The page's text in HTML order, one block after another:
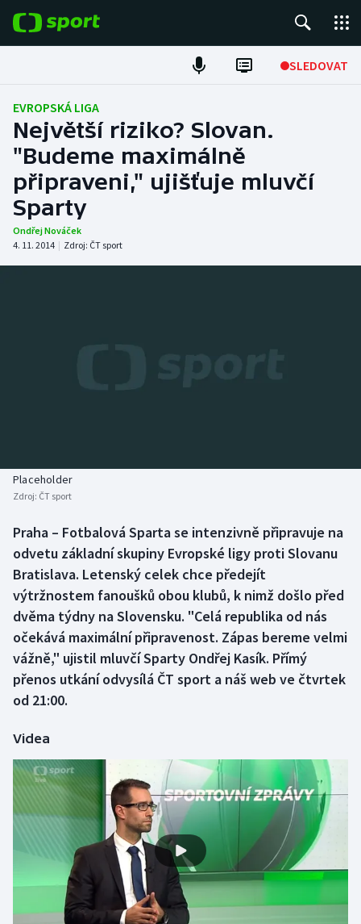
SLEDOVAT
Fotbal
Hokej
Tenis
Atletika
Boby a skeleton
Box
Curling
Dostihy
Florbal
Futsal
Gymnastika
Házená
Krasobruslení
AZ kvíz
EVROPSKÁ LIGA
Největší riziko? Slovan.
"Budeme maximálně
připraveni," ujišťuje mluvčí
Sparty
Ondřej Nováček
4. 11. 2014 | Zdroj: ČT sport
Placeholder
Zdroj: ČT sport
Praha – Fotbalová Sparta se intenzivně připravuje na
odvetu základní skupiny Evropské ligy proti Slovanu
Bratislava. Letenský celek chce předejít
výtržnostem fanoušků obou klubů, k nimž došlo před
dvěma týdny na Slovensku. "Celá republika od nás
očekává maximální připravenost. Zápas bereme velmi
vážně," ujistil mluvčí Sparty Ondřej Kasík. Přímý
přenos utkání odvysílá ČT sport a náš web ve čtvrtek
od 21:00.
Videa